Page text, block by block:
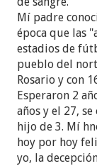
Mí padre
época que las
estadios de
pueblo del
Rosario y con
Esperaron 2
años y el 27, se
hijo de 3. Mí
hoy por hoy
yo, la